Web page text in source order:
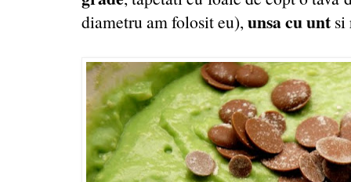
diametru am folosit eu),unsa cu unt si